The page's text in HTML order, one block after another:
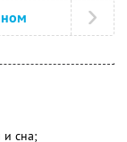
и сна;